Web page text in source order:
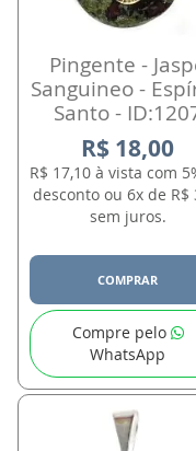
Pingente -
Sanguineo -
Santo -
R$ 18,00
R$ 17,10 à vista com
desconto ou 6x de R$
sem juros.
COMPRAR
Compre pelo
WhatsApp